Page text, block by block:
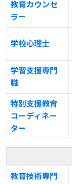
教育カウンセ
ラー
学校心理士
学習支援専門
職
特別支援教育
コーディネー
ター
教育技術専門